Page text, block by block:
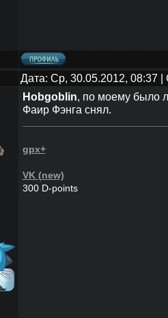
Дата: Ср, 30.05.2012, 08:37
Hobgoblin, по моему было
Фаир Фэнга снял.
gpx+
VK (new)
300 D-points